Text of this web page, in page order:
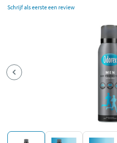
Schrijf als eerste een review